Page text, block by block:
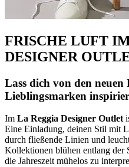
FRISCHE LUFT
DESIGNER
Lass dich von den
Lieblingsmarken
Im La Reggia Designer Outlet
Eine Einladung, deinen Stil mit
durch fließende Linien und
Kollektionen blühen entlang der
die Jahreszeit mühelos zu